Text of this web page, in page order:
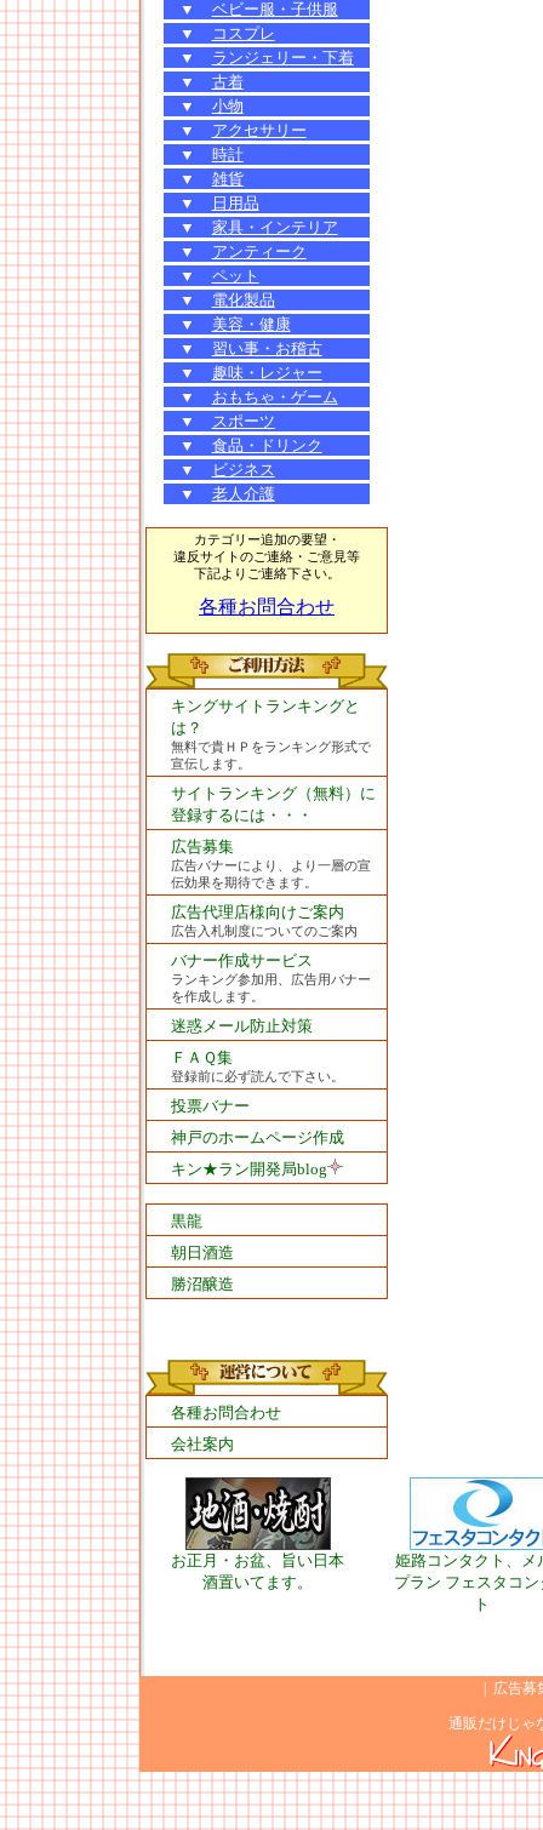
▼
ベビー服・子供服
▼
コスプレ
▼
ランジェリー・下着
▼
古着
▼
小物
▼
アクセサリー
▼
時計
▼
雑貨
▼
日用品
▼
家具・インテリア
▼
アンティーク
▼
ペット
▼
電化製品
▼
美容・健康
▼
習い事・お稽古
▼
趣味・レジャー
▼
おもちゃ・ゲーム
▼
スポーツ
▼
食品・ドリンク
▼
ビジネス
▼
老人介護
カテゴリー追加の要望・
違反サイトのご連絡・ご意見等
下記よりご連絡下さい。
各種お問合わせ
キングサイトランキングと
は？
無料で貴ＨＰをランキング形式で
宣伝します。
サイトランキング（無料）に
登録するには・・・
広告募集
広告バナーにより、より一層の宣
伝効果を期待できます。
広告代理店様向けご案内
広告入札制度についてのご案内
バナー作成サービス
ランキング参加用、広告用バナー
を作成します。
迷惑メール防止対策
ＦＡＱ集
登録前に必ず読んで下さい。
投票バナー
神戸のホームページ作成
キン★ラン開発局blog
黒龍
朝日酒造
勝沼醸造
各種お問合わせ
会社案内
お正月・お盆、旨い日本
酒置いてます。
姫路コンタクト、メ
プラン フェスタコン
ト
広告募
通販だけじゃ